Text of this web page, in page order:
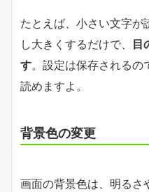
たとえば、小さい文字が
し大きくするだけで、 目
す。設定は保存されるの
読めますよ。
背景色の変更
画面の背景色は、明るさ